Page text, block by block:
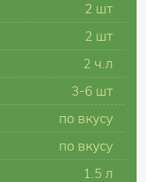
2 шт
2 шт
2 ч.л
3-6 шт
по вкусу
по вкусу
1.5 л